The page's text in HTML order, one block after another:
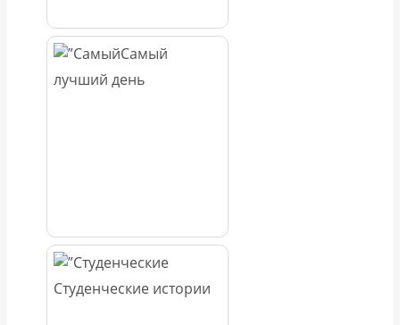
Самый
лучший день
Студенческие истории